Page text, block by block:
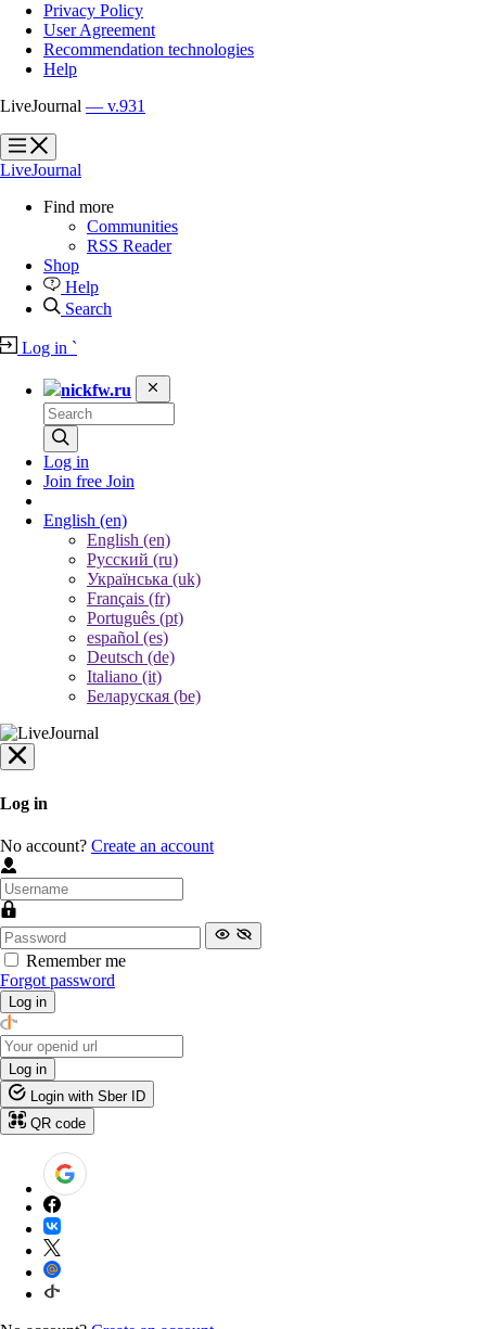
Privacy Policy
User Agreement
Recommendation technologies
Help
LiveJournal — v.931
?
?
LiveJournal
Find more
Communities
RSS Reader
Shop
Help
Search
Log in `
nickfw.ru
Log in
Join free Join
English (en)
English (en)
Русский (ru)
Українська (uk)
Français (fr)
Português (pt)
español (es)
Deutsch (de)
Italiano (it)
Беларуская (be)
Log in
No account? Create an account
Remember me
Forgot password
Log in
Log in
Login with Sber ID
QR code